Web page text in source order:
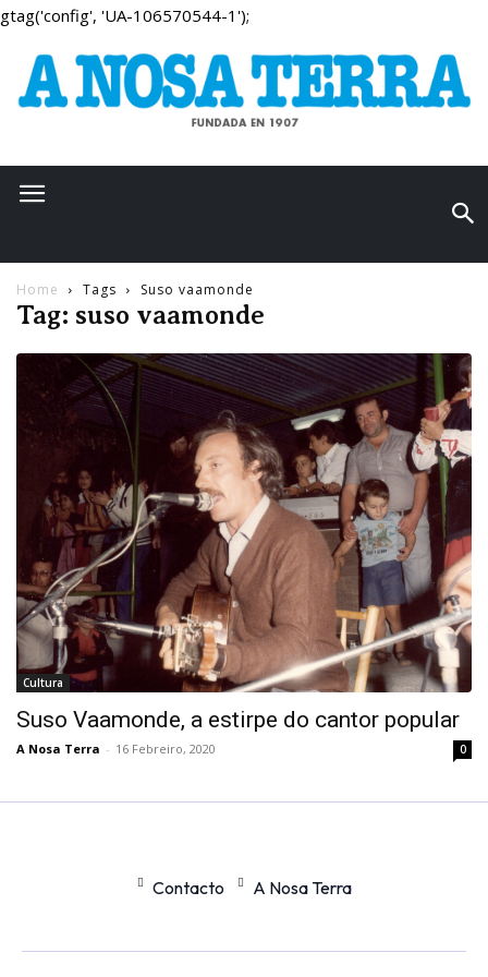
gtag('config', 'UA-106570544-1');
Home Tags Suso vaamonde
Tag: suso vaamonde
Cultura
Suso Vaamonde, a estirpe do cantor popular
A Nosa Terra - 16 Febreiro, 2020 0
Contacto A Nosa Terra